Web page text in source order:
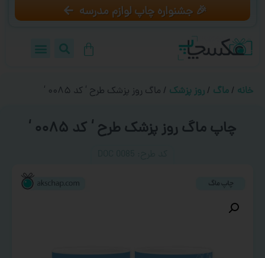
🎉 جشنواره چاپ لوازم مدرسه
خانه / ماگ / روز پزشک / ماگ روز پزشک طرح ‘ کد ۰۰۸۵ ‘
چاپ ماگ روز پزشک طرح ‘ کد ۰۰۸۵ ‘